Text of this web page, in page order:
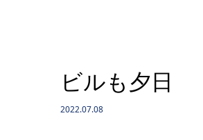
ビルも夕日
2022.07.08